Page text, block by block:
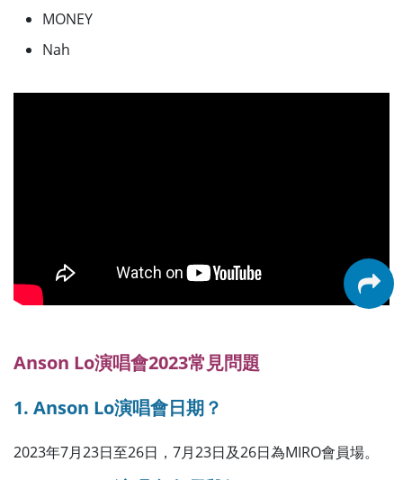
MONEY
Nah
Anson Lo演唱會2023常見問題
1. Anson Lo演唱會日期？
2023年7月23日至26日，7月23日及26日為MIRO會員場。